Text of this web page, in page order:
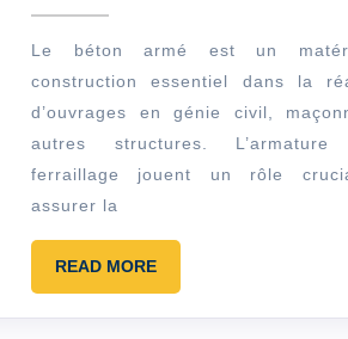
le
Le béton armé est un matériau de
construction essentiel dans la
d’ouvrages en génie civil,
autres structures.
ferraillage jouent un rôle
assurer la
READ MOREREAD
MORE